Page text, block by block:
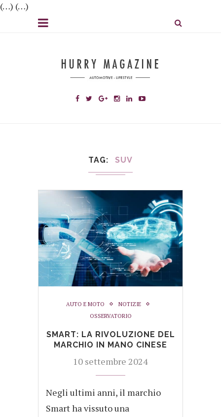
(…) (…)
TAG SUV
AUTO E MOTO
NOTIZIE
OSSERVATORIO
SMART: LA RIVOLUZIONE DEL
MARCHIO IN MANO CINESE
10 settembre 2024
Negli ultimi anni, il marchio
Smart ha vissuto una